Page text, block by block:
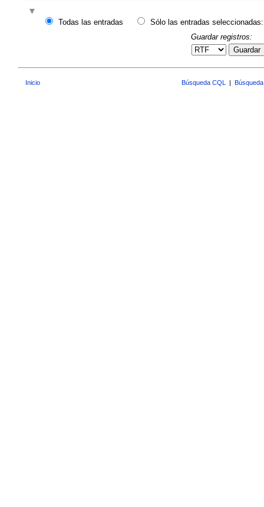
Todas las entradas
Sólo las entradas seleccionadas:
Guardar registros:
Guardar
Inicio Búsqueda CQL